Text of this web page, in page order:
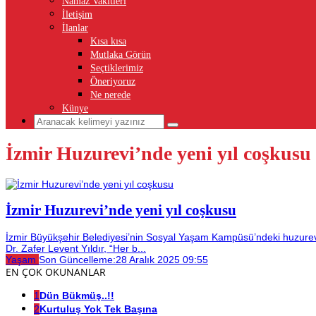
İletişim
İlanlar
Kısa kısa
Mutlaka Görün
Seçtiklerimiz
Öneriyoruz
Ne nerede
Künye
İzmir Huzurevi’nde yeni yıl coşkusu
İzmir Huzurevi’nde yeni yıl coşkusu
İzmir Büyükşehir Belediyesi’nin Sosyal Yaşam Kampüsü’ndeki
Dr. Zafer Levent Yıldır, “Her b...
Yaşam Son Güncelleme:28 Aralık 2025 09:55
EN ÇOK OKUNANLAR
1Dün Bükmüş..!!
2Kurtuluş Yok Tek Başına